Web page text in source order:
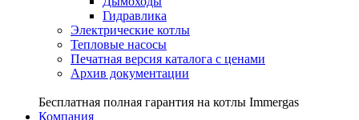
Гидравлика
Электрические котлы
Тепловые насосы
Печатная версия каталога с ценами
Архив документации
Бесплатная полная гарантия на котлы Immergas
Компания